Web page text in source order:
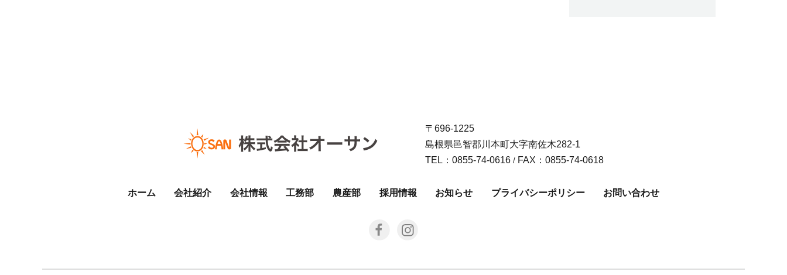
〒696-1225
島根県邑智郡川本町大字南佐木282-1
TEL：0855-74-0616 / FAX：0855-74-0618
ホーム 会社紹介 会社情報 工務部 農産部 採用情報 お知らせ プライバシーポリシー お問い合わせ